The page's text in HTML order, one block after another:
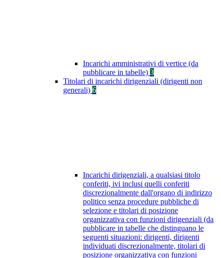
Incarichi amministrativi di vertice (da
pubblicare in tabelle) 3
Titolari di incarichi dirigenziali (dirigenti non
generali) 6
Incarichi dirigenziali, a qualsiasi titolo
conferiti, ivi inclusi quelli conferiti
discrezionalmente dall'organo di indirizzo
politico senza procedure pubbliche di
selezione e titolari di posizione
organizzativa con funzioni dirigenziali (da
pubblicare in tabelle che distinguano le
seguenti situazioni: dirigenti, dirigenti
individuati discrezionalmente, titolari di
posizione organizzativa con funzioni